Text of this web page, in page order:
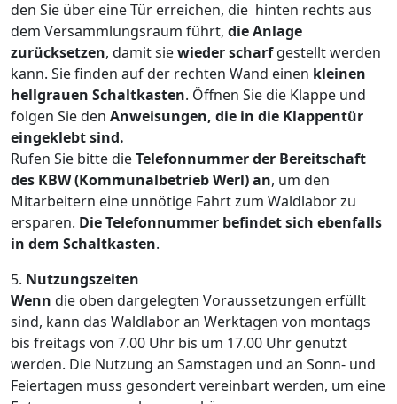
den Sie über eine Tür erreichen, die hinten rechts aus
dem Versammlungsraum führt, die Anlage
zurücksetzen, damit siewieder scharf gestellt werden
kann. Sie finden auf der rechten Wand einen kleinen
hellgrauen Schaltkasten. Öffnen Sie die Klappe und
folgen Sie den Anweisungen, die in die Klappentür
eingeklebt sind.
Rufen Sie bitte dieTelefonnummer der Bereitschaft
des KBW (Kommunalbetrieb Werl) an, um den
Mitarbeitern eine unnötige Fahrt zum Waldlabor zu
ersparen. Die Telefonnummer befindet sich ebenfalls
in dem Schaltkasten.
5. Nutzungszeiten
Wenn die oben dargelegten Voraussetzungen erfüllt
sind, kann das Waldlabor an Werktagen von montags
bis freitags von 7.00 Uhr bis um 17.00 Uhr genutzt
werden. Die Nutzung an Samstagen und an Sonn- und
Feiertagen muss gesondert vereinbart werden, um eine